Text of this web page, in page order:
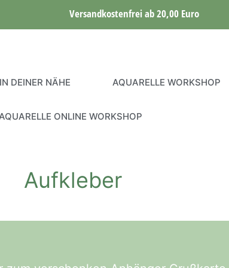
Versandkostenfrei ab 20,00 Euro
IN DEINER NÄHE AQUARELLE WORKSHOP
ONLINE WORKSHOP
Aufkleber